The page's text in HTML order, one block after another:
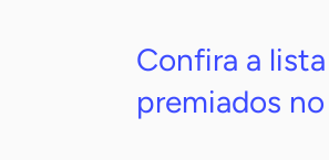
Confira a
premiados